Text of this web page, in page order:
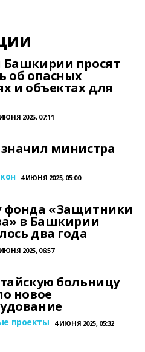
просят
об опасных
и объектах для
2025, 07:11
министра
4 ИЮНЯ 2025, 05:00
фонда «Защитники
в Башкирии
два года
2025, 06:57
больницу
новое
проекты 4 ИЮНЯ 2025, 05:32